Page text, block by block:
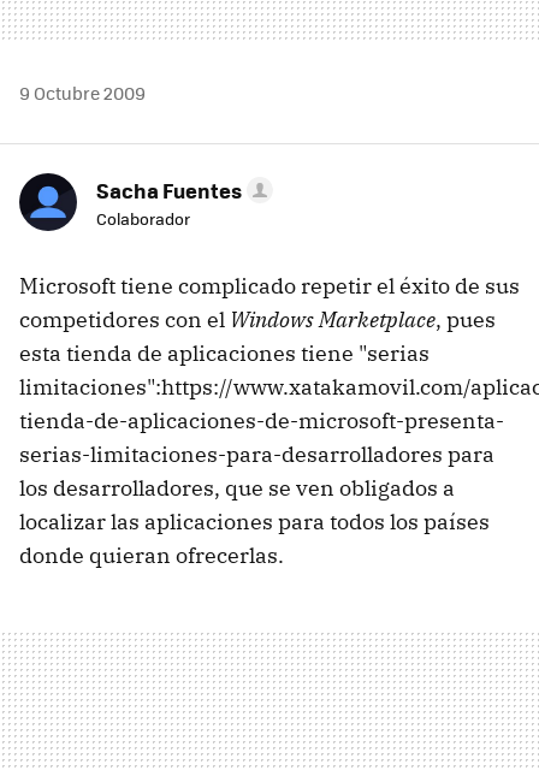
9 Octubre 2009
Sacha Fuentes
Colaborador
Microsoft tiene complicado repetir el éxito de sus
competidores con el Windows Marketplace, pues
esta tienda de aplicaciones tiene "serias
limitaciones":https://www.xatakamovil.com/
tienda-de-aplicaciones-de-microsoft-presenta-
serias-limitaciones-para-desarrolladores para
los desarrolladores, que se ven obligados a
localizar las aplicaciones para todos los países
donde quieran ofrecerlas.